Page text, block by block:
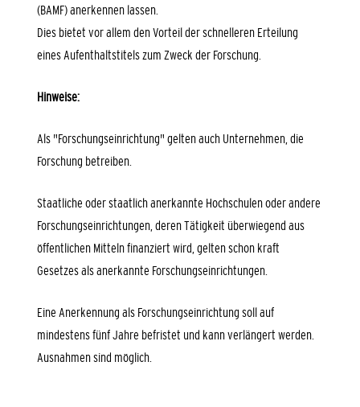
(BAMF) anerkennen lassen.
Dies bietet vor allem den Vorteil der schnelleren Erteilung
eines Aufenthaltstitels zum Zweck der Forschung.
Hinweise:
Als "Forschungseinrichtung" gelten auch Unternehmen, die
Forschung betreiben.
Staatliche oder staatlich anerkannte Hochschulen oder andere
Forschungseinrichtungen, deren Tätigkeit überwiegend aus
öffentlichen Mitteln finanziert wird, gelten schon kraft
Gesetzes als anerkannte Forschungseinrichtungen.
Eine Anerkennung als Forschungseinrichtung soll auf
mindestens fünf Jahre befristet und kann verlängert werden.
Ausnahmen sind möglich.